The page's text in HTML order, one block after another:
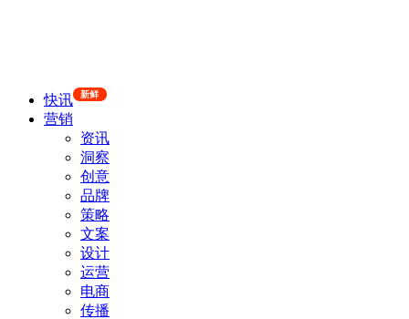
快讯 新鲜
营销
资讯
洞察
创意
品牌
策略
文案
设计
运营
电商
传播